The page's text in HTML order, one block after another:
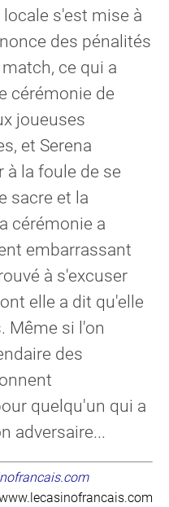
s'est mise à
des pénalités
ce qui a
cérémonie de
joueuses
et Serena
à la foule de se
sacre et la
cérémonie a
embarrassant
à s'excuser
elle a dit qu'elle
Même si l'on
des
quelqu'un qui a
adversaire...